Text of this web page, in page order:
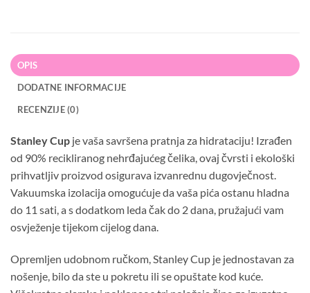
OPIS
DODATNE INFORMACIJE
RECENZIJE (0)
Stanley Cup je vaša savršena pratnja za hidrataciju! Izrađen
od 90% recikliranog nehrđajućeg čelika, ovaj čvrsti i ekološki
prihvatljiv proizvod osigurava izvanrednu dugovječnost.
Vakuumska izolacija omogućuje da vaša pića ostanu hladna
do 11 sati, a s dodatkom leda čak do 2 dana, pružajući vam
osvježenje tijekom cijelog dana.
Opremljen udobnom ručkom, Stanley Cup je jednostavan za
nošenje, bilo da ste u pokretu ili se opuštate kod kuće.